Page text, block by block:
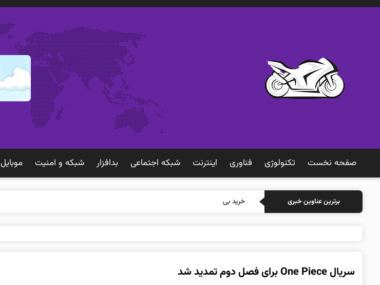
صفحه نخست تکنولوژی فناوری اينترنت شبكه اجتماعی بدافزار شبكه و امنيت موبايل
برترین عناوین خبری خرید بیمه: سنتی
سریال One Piece برای فصل دوم تمدید شد